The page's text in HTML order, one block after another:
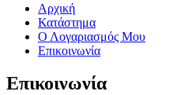
Αρχική
Κατάστημα
Ο Λογαριασμός Μου
Επικοινωνία
Επικοινωνία